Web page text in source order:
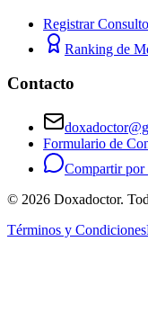
Registrar
Ranking de
Contacto
Formulario de
Compartir
© 2026 Doxadoctor.
Términos y Condiciones